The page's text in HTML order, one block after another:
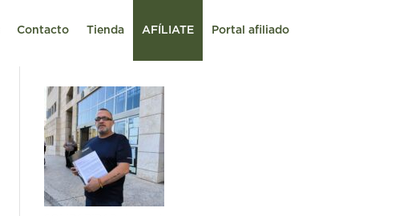
Contacto Tienda AFÍLIATE Portal afiliado